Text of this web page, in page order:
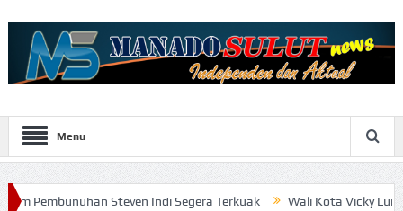
Menu
Steven Indi Segera Terkuak Wali Kota Vicky Lumentut